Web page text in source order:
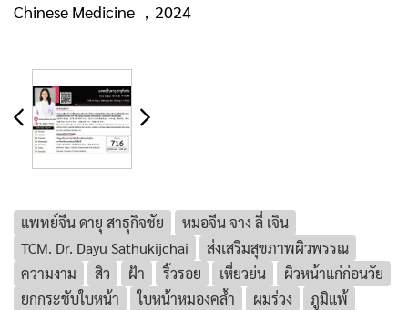
Chinese Medicine ，2024
แพทย์จีน ดายุ สาธุกิจชัย
หมอจีน จาง ลี่ เจิน
TCM. Dr. Dayu Sathukijchai
ส่งเสริมสุขภาพผิวพรรณ
ความงาม
สิว ฝ้า ริ้วรอย เหี่ยวย่น
ผิวหน้าแก่ก่อนวัย
ยกกระชับใบหน้า
ใบหน้าหมองคล้ำ ผมร่วง
ภูมิแพ้